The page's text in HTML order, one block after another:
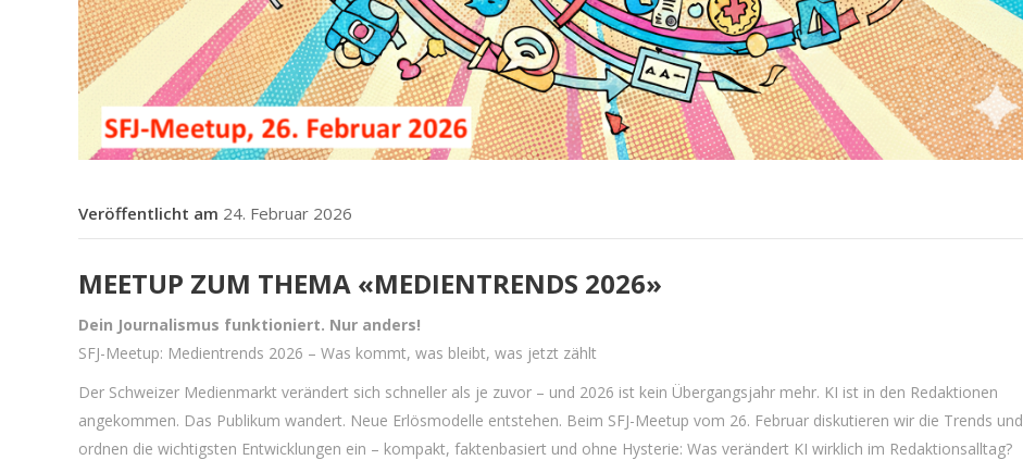
24. Februar 2026
MEETUP ZUM THEMA «MEDIENTRENDS 2026»
Dein Journalismus funktioniert. Nur anders!
SFJ-Meetup: Medientrends 2026 – Was kommt, was bleibt, was jetzt zählt
Der Schweizer Medienmarkt verändert sich schneller als je zuvor – und 2026 ist kein Übergangsjahr mehr. KI ist in den Redaktionen
angekommen. Das Publikum wandert. Neue Erlösmodelle entstehen. Beim SFJ-Meetup vom 26. Februar diskutieren wir die Trends und
ordnen die wichtigsten Entwicklungen ein – kompakt, faktenbasiert und ohne Hysterie: Was verändert KI wirklich im Redaktionsalltag?